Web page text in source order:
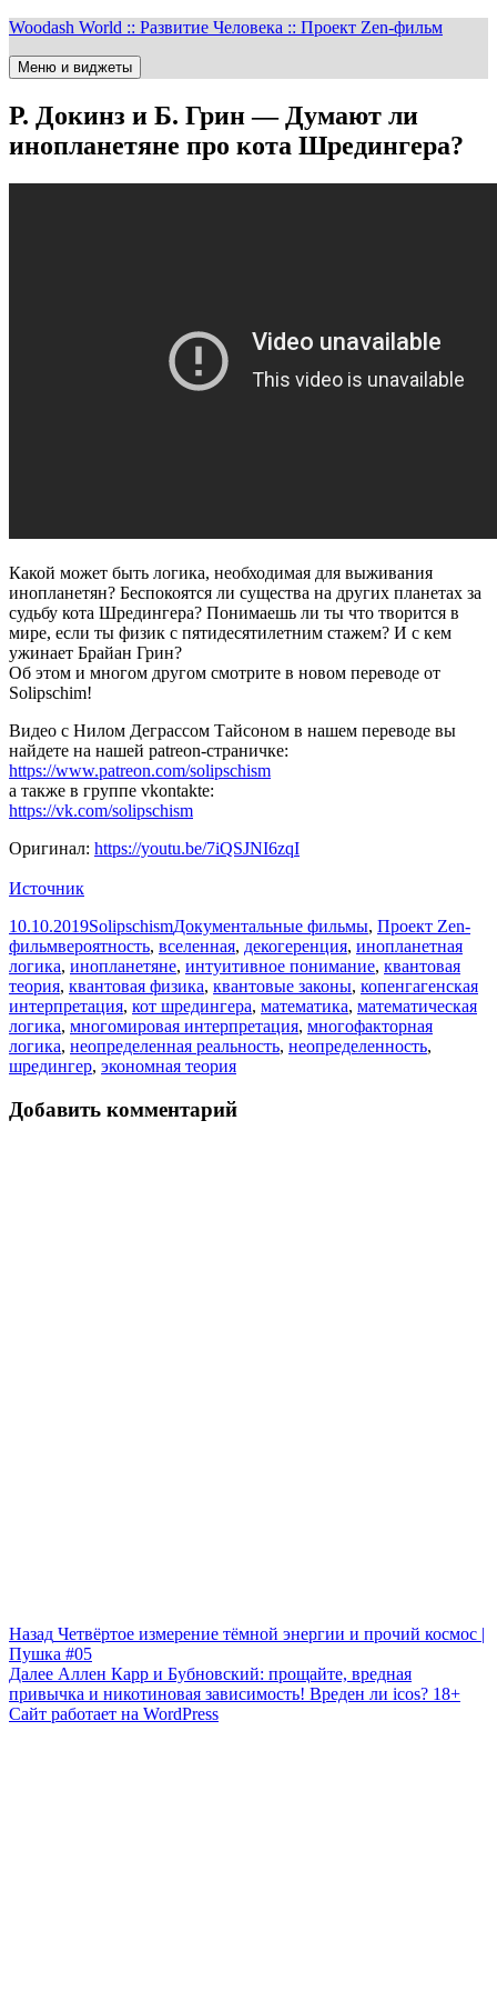
Перейти
содержимому
Woodash World :: Развитие Человека :: Проект Zen-фильм
Меню и виджеты
Р. Докинз и Б. Грин — Думают ли
инопланетяне про кота Шредингера?
Какой может быть логика, необходимая для выживания
инопланетян? Беспокоятся ли существа на других планетах за
судьбу кота Шредингера? Понимаешь ли ты что творится в
мире, если ты физик с пятидесятилетним стажем? И с кем
ужинает Брайан Грин?
Об этом и многом другом смотрите в новом переводе от
Solipschim!
Видео с Нилом Деграссом Тайсоном в нашем переводе вы
найдете на нашей patreon-страничке:
https://www.patreon.com/solipschism
а также в группе vkontakte:
https://vk.com/solipschism
Оригинал: https://youtu.be/7iQSJNI6zqI
Источник
Опубликовано
10.10.2019Автор
SolipschismРубрики
Документальные фильмы, Проект Zen-
фильмМетки
вероятность, вселенная, декогеренция, инопланетная
логика, инопланетяне, интуитивное понимание, квантовая
теория, квантовая физика, квантовые законы, копенгагенская
интерпретация, кот шредингера, математика, математическая
логика, многомировая интерпретация, многофакторная
логика, неопределенная реальность, неопределенность,
шредингер, экономная теория
Добавить комментарий
Навигация
по
записям
Назад Предыдущая
запись:
Четвёртое измерение тёмной энергии и прочий космос |
Пушка #05
Далее Следующая
запись:
Аллен Карр и Бубновский: прощайте, вредная
привычка и никотиновая зависимость! Вреден ли icos? 18+
Сайт работает на WordPress